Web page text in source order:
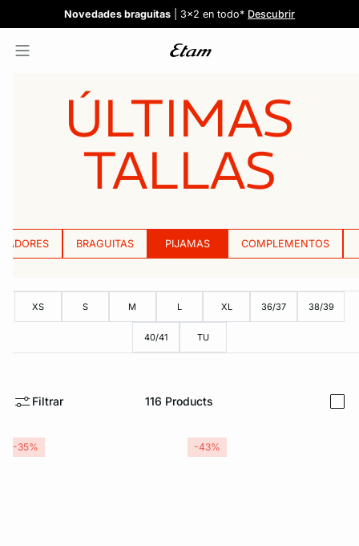
REBAJAS¡Ahora 3x2 en TODO*!Comprar
Confort invisible: Sujetadores desde 19,99€Descubrir
¡Nuevos modelos!: 5 braguitas por 35€Ver todas
Novedades braguitas | 3x2 en todo* Descubrir
ÚLTIMAS
TALLAS
BRAGUITAS PIJAMAS COMPLEMENTOS
XS S M L XL 36/37 38/39
40/41 TU
Filtrar 116 Products
-35% -43%